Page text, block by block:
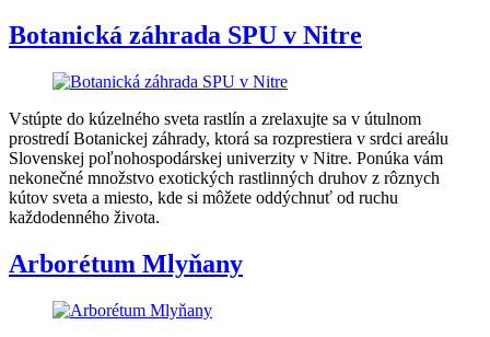
Botanická záhrada SPU v Nitre
Vstúpte do kúzelného sveta rastlín a zrelaxujte sa v útulnom
prostredí Botanickej záhrady, ktorá sa rozprestiera v srdci areálu
Slovenskej poľnohospodárskej univerzity v Nitre. Ponúka vám
nekonečné množstvo exotických rastlinných druhov z rôznych
kútov sveta a miesto, kde si môžete oddýchnuť od ruchu
každodenného života.
Arborétum Mlyňany